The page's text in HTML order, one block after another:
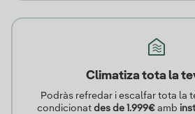
Climatiza tota la
Podràs refredar i escalfar tota la
condicionat des de 1.999€ amb